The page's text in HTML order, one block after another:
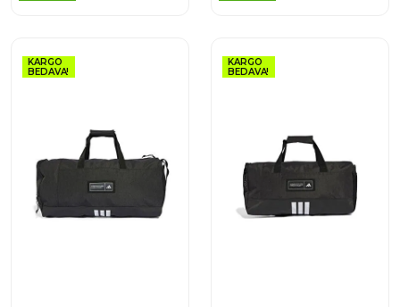
KARGO
BEDAVA!
KARGO
BEDAVA!